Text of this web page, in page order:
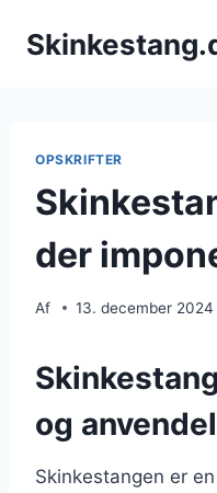
OPSKRIFTER
der
Af 13. december 2024
og
Skinkestangen er